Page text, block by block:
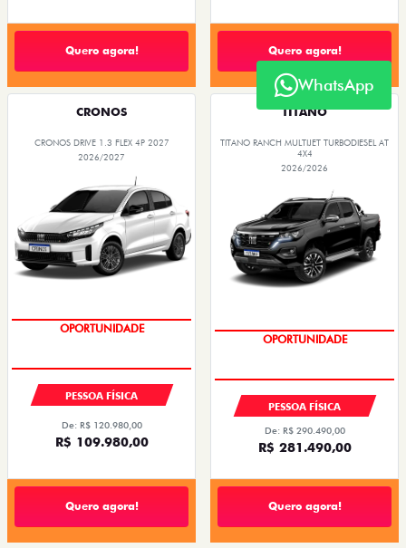
Quero agora! Quero agora!
CRONOS
CRONOS DRIVE 1.3 FLEX 4P 2027
2026/2027
OPORTUNIDADE
PESSOA FÍSICA
De: R$ 120.980,00
R$ 109.980,00
Quero agora!
TITANO
TITANO RANCH MULTIJET TURBODIESEL AT
4X4
2026/2026
PESSOA FÍSICA
De: R$ 290.490,00
R$ 281.490,00
Quero agora!
WhatsApp